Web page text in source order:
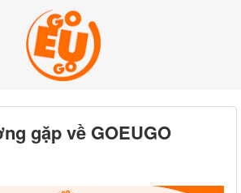
gặp về GOEUGO